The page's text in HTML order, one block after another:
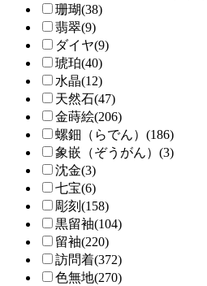
珊瑚(38)
翡翠(9)
ダイヤ(9)
琥珀(40)
水晶(12)
天然石(47)
金蒔絵(206)
螺鈿（らでん）(186)
象嵌（ぞうがん）(3)
沈金(3)
七宝(6)
彫刻(158)
黒留袖(104)
留袖(220)
訪問着(372)
色無地(270)